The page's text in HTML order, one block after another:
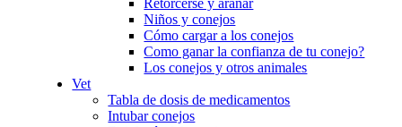
Retorcerse y arañar
Niños y conejos
Cómo cargar a los conejos
Como ganar la confianza de tu conejo?
Los conejos y otros animales
Vet
Tabla de dosis de medicamentos
Intubar conejos